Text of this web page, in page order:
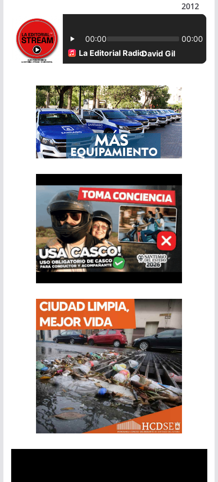
k
p
2012